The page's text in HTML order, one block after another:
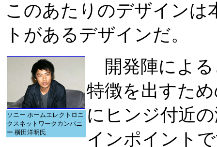
このあたりのデザインは
トがあるデザインだ。
ソニー ホームエレクトロニ
クスネットワークカンパニ
ー 横田洋明氏
開発陣による
特徴を出すた
にヒンジ付近
インポイント